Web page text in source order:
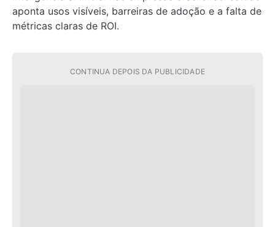
aponta usos visíveis, barreiras de adoção e a falta de
métricas claras de ROI.
CONTINUA DEPOIS DA PUBLICIDADE